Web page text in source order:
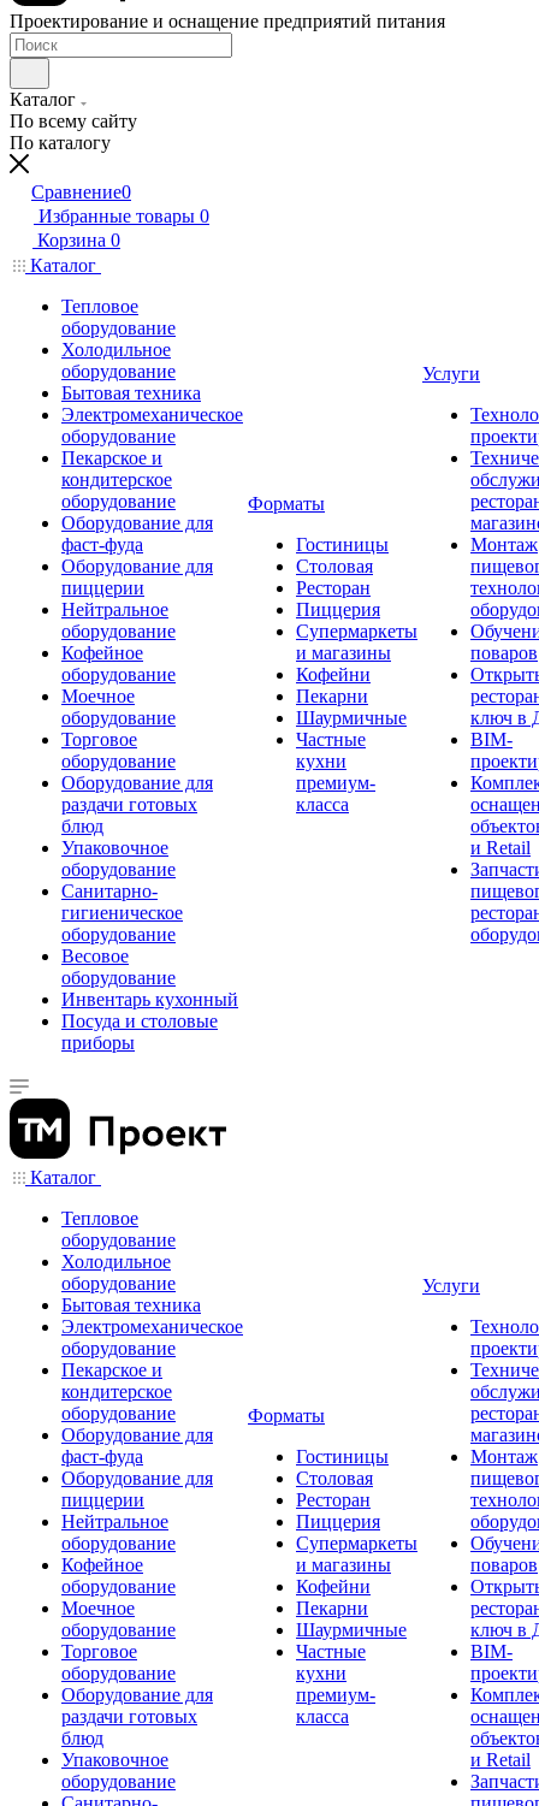
Проектирование и оснащение предприятий питания
Каталог
По всему сайту
По каталогу
Сравнение0
Избранные товары 0
Корзина 0
Каталог
Тепловое
оборудование
Холодильное
оборудование
Бытовая техника
Электромеханическое
оборудование
Пекарское и
кондитерское
оборудование
Оборудование для
фаст-фуда
Оборудование для
пиццерии
Нейтральное
оборудование
Кофейное
оборудование
Моечное
оборудование
Торговое
оборудование
Оборудование для
раздачи готовых
блюд
Упаковочное
оборудование
Санитарно-
гигиеническое
оборудование
Весовое
оборудование
Инвентарь кухонный
Посуда и столовые
приборы
Форматы
Гостиницы
Столовая
Ресторан
Пиццерия
Супермаркеты
и магазины
Кофейни
Пекарни
Шаурмичные
Частные
кухни
премиум-
класса
Услуги
Монтаж
поваров
ключ в
BIM-
и Retail
Каталог
Тепловое
оборудование
Холодильное
оборудование
Бытовая техника
Электромеханическое
оборудование
Пекарское и
кондитерское
оборудование
Оборудование для
фаст-фуда
Оборудование для
пиццерии
Нейтральное
оборудование
Кофейное
оборудование
Моечное
оборудование
Торговое
оборудование
Оборудование для
раздачи готовых
блюд
Упаковочное
оборудование
Форматы
Гостиницы
Столовая
Ресторан
Пиццерия
Супермаркеты
и магазины
Кофейни
Пекарни
Шаурмичные
Частные
кухни
премиум-
класса
Услуги
Монтаж
поваров
ключ в
BIM-
и Retail